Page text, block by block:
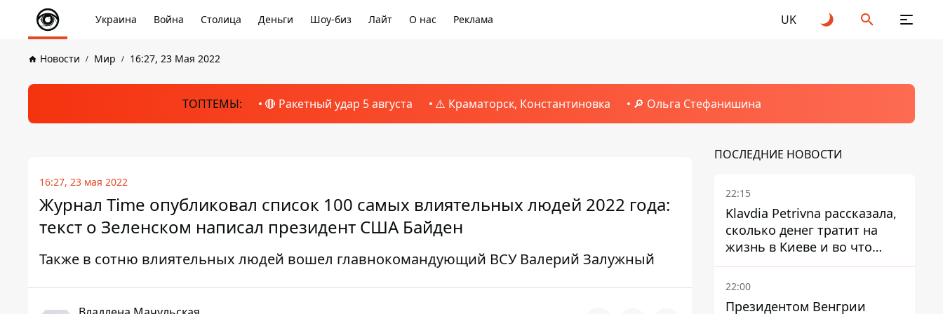
Украина Война Столица Деньги Шоу-биз Лайт О нас Реклама UK
Новости Мир 16:27, 23 Мая 2022
ТОПТЕМЫ: 🔴 Ракетный удар 5 августа ⚠️ Краматорск, Константиновка 🔎 Ольга Стефанишина
16:27, 23 мая 2022
Журнал Time опубликовал список 100 самых влиятельных людей 2022 года:
текст о Зеленском написал президент США Байден
Также в сотню влиятельных людей вошел главнокомандующий ВСУ Валерий Залужный
ПОСЛЕДНИЕ НОВОСТИ
22:15
Klavdia Petrivna рассказала,
сколько денег тратит на
жизнь в Киеве и во что
вкладывает миллионы
22:00
Президентом Венгрии